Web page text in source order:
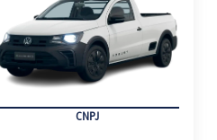
FROTISTA